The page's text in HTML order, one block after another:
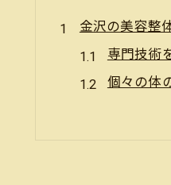
金沢の美容整
専門技術
個々の体
最新の設